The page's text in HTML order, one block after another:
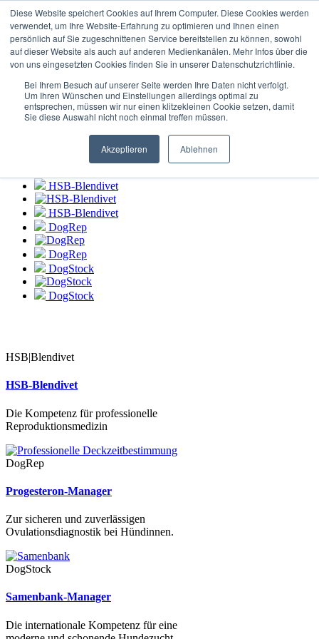
Diese Website speichert Cookies auf Ihrem Computer. Diese Cookies werden
verwendet, um Ihre Website-Erfahrung zu optimieren und Ihnen einen
persönlich auf Sie zugeschnittenen Service bereitstellen zu können, sowohl
auf dieser Website als auch auf anderen Medienkanälen. Mehr Infos über die
von uns eingesetzten Cookies finden Sie in unserer Datenschutzrichtlinie.
Bei Ihrem Besuch auf unserer Seite werden Ihre Daten nicht verfolgt.
Um Ihren Wünschen und Einstellungen allerdings optimal zu
entsprechen, müssen wir nur einen klitzekleinen Cookie setzen, damit
Sie diese Auswahl nicht noch einmal treffen müssen.
Akzeptieren Ablehnen
Login toHSB-Blendivet Portal
HSB-Blendivet
DogRep
DogRep
DogStock
DogStock
HSB-Blendivet
HSB-Blendivet
DogRep
DogRep
DogStock
DogStock
HSB|Blendivet
HSB-Blendivet
Die Kompetenz für professionelle
Reproduktionsmedizin
DogRep
Progesteron-Manager
Zur sicheren und zuverlässigen
Ovulationsdiagnostik bei Hündinnen.
DogStock
Samenbank-Manager
Die internationale Kompetenz für eine